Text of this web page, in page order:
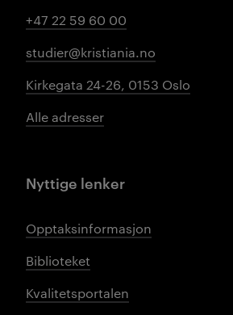
+47 22 59 60 00
studier@kristiania.no
Kirkegata 24-26, 0153 Oslo
Alle adresser
Nyttige lenker
Opptaksinformasjon
Biblioteket
Kvalitetsportalen